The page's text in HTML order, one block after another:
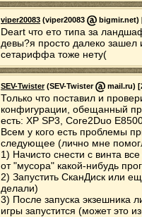
viper20083 (viper20083 bigmir.net)
Deart что ето типа за
девы?я просто далеко зашел
сетариффа тоже нету(
SEV-Twister(SEV-Twister mail.ru)
Только что поставил и
конфигурации, обещанный
есть: XP SP3, Core2Duo
Всем у кого есть проблемы
следующее (лично мне
1) Начисто снести с винта
от "мусора" какой-нибудь
2) Запустить СканДиск или
делали)
3) После запуска экзешника
игры запустится (может это